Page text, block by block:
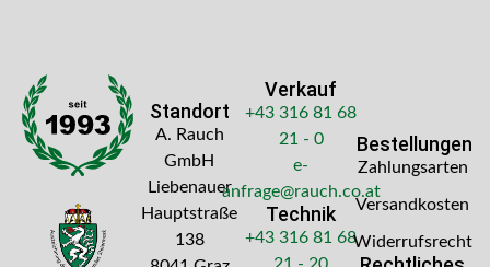
Standort
A. Rauch
GmbH
Liebenauer
Hauptstraße
138
Verkauf
+43 316 81 68
21 - 0
e-
anfrage@rauch.co.at
Technik
+43 316 81 68
Bestellungen
Zahlungsarten
Versandkosten
Widerrufsrecht